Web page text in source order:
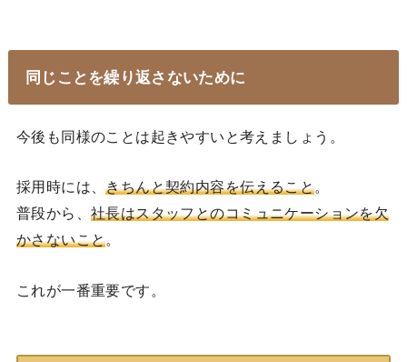
同じことを繰り返さないために
今後も同様のことは起きやすいと考えましょう。
採用時には、きちんと契約内容を伝えること。
普段から、 社長はスタッフとのコミュニケーションを欠
かさないこと。
これが一番重要です。